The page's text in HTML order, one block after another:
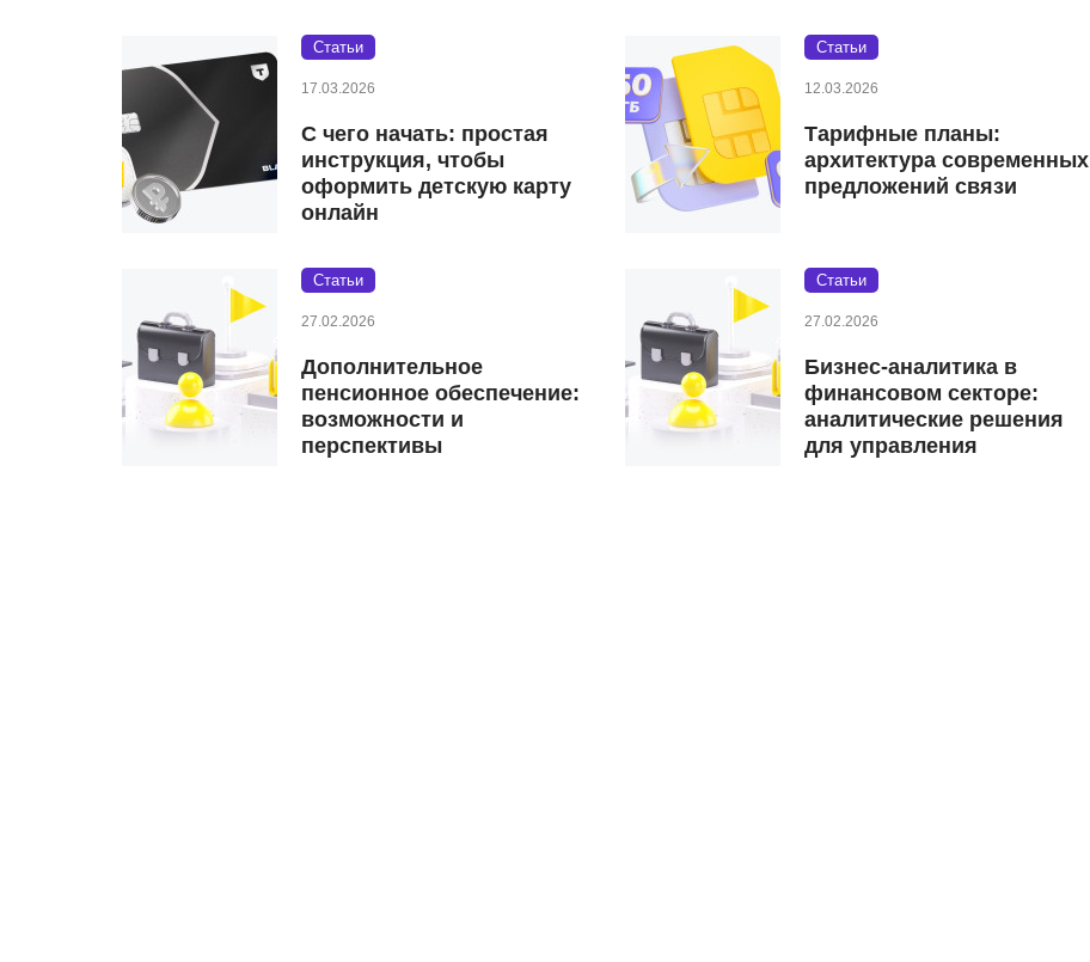
Статьи
17.03.2026
С чего начать: простая
инструкция, чтобы
оформить детскую карту
онлайн
Статьи
12.03.2026
Тарифные планы:
архитектура современных
предложений связи
Статьи
27.02.2026
Дополнительное
пенсионное обеспечение:
возможности и
перспективы
Статьи
27.02.2026
Бизнес-аналитика в
финансовом секторе:
аналитические решения
для управления